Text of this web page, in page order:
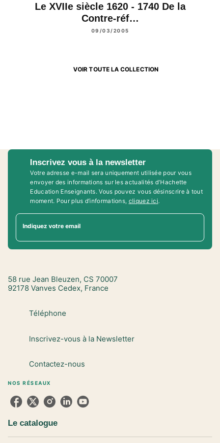
Le XVIIe siècle 1620 - 1740 De la
Contre-réf…
09/03/2005
VOIR TOUTE LA COLLECTION
Inscrivez vous à la newsletter
Votre adresse e-mail sera uniquement utilisée pour vous
envoyer des informations sur les actualités d'Hachette
Education Enseignants. Vous pouvez vous désinscrire à tout
moment. Pour plus d’informations, cliquez ici.
Indiquez votre email
58 rue Jean Bleuzen, CS 70007
92178 Vanves Cedex, France
Téléphone
Inscrivez-vous à la Newsletter
Contactez-nous
NOS RÉSEAUX
Le catalogue